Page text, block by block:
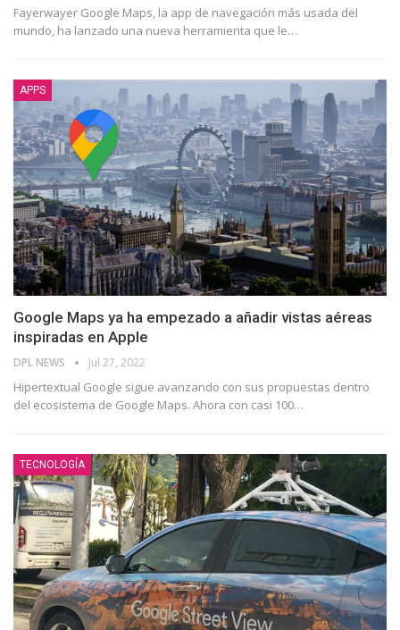
Fayerwayer Google Maps, la app de navegación más usada del
mundo, ha lanzado una nueva herramienta que le…
APPS
Google Maps ya ha empezado a añadir vistas aéreas
inspiradas en Apple
DPL NEWS Jul 27, 2022
Hipertextual Google sigue avanzando con sus propuestas dentro
del ecosistema de Google Maps. Ahora con casi 100…
TECNOLOGÍA